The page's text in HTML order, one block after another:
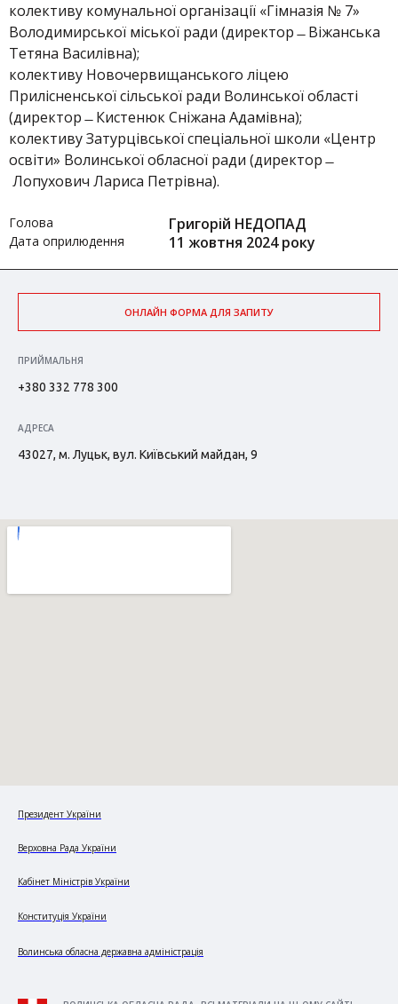
колективу комунальної організації «Гімназія № 7»
Володимирської міської ради (директор ̶ Віжанська
Тетяна Василівна);
колективу Новочервищанського ліцею
Прилісненської сільської ради Волинської області
(директор ̶ Кистенюк Сніжана Адамівна);
колективу Затурцівської спеціальної школи «Центр
освіти» Волинської обласної ради (директор ̶
Лопухович Лариса Петрівна).
Голова Григорій НЕДОПАД
Дата оприлюдення 11 жовтня 2024 року
ОНЛАЙН ФОРМА ДЛЯ ЗАПИТУ
ПРИЙМАЛЬНЯ
+380 332 778 300
АДРЕСА
43027, м. Луцьк, вул. Київський майдан, 9
Президент України
Верховна Рада України
Кабінет Міністрів України
Конституція України
Волинська обласна державна адміністрація